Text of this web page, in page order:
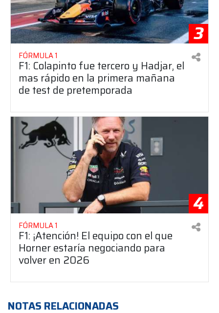
3
FÓRMULA 1
F1: Colapinto fue tercero y Hadjar, el
mas rápido en la primera mañana
de test de pretemporada
4
FÓRMULA 1
F1: ¡Atención! El equipo con el que
Horner estaría negociando para
volver en 2026
NOTAS RELACIONADAS